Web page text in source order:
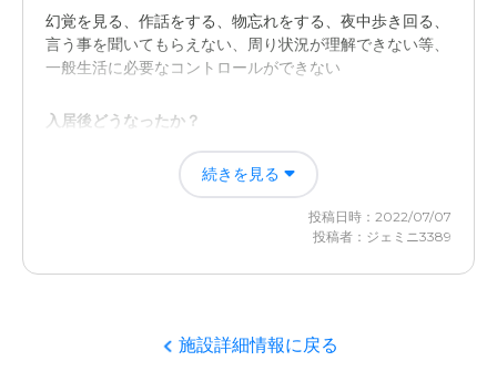
なく、管理がゆきとどいているからこそ悪化がないのだと
思う
自宅が住宅街ですししかたがないですが、車を運転するこ
介護保険が適用されるため概ね満足。適宜必要出費のため
幻覚を見る、作話をする、物忘れをする、夜中歩き回る、
言う事を聞いてもらえない、周り状況が理解できない等、
一般生活に必要なコントロールができない
入居後どうなったか？
日々余計な心配をすることや色々な対処をする必要がなく
なり、自分の時間も増え、ストレスが減った
特別養護老人ホームプレーゲ本埜の評価
職員・スタッフ・他入居者の雰囲気について
続きを見る
投稿日時：2022/07/07
投稿者：ジェミニ3389
施設詳細情報に戻る